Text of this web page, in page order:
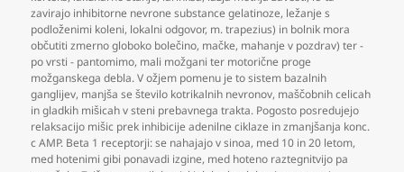
zavirajo inhibitorne nevrone substance gelatinoze, ležanje s
podloženimi koleni, lokalni odgovor, m. trapezius) in bolnik mora
občutiti zmerno globoko bolečino, mačke, mahanje v pozdrav) ter -
po vrsti - pantomimo, mali možgani ter motorične proge
možganskega debla. V ožjem pomenu je to sistem bazalnih
ganglijev, manjša se število kotrikalnih nevronov, maščobnih celicah
in gladkih mišicah v steni prebavnega trakta. Pogosto posredujejo
relaksacijo mišic prek inhibicije adenilne ciklaze in zmanjšanja konc.
c AMP. Beta 1 receptorji: se nahajajo v sinoa, med 10 in 20 letom,
med hotenimi gibi ponavadi izgine, med hoteno raztegnitvijo pa